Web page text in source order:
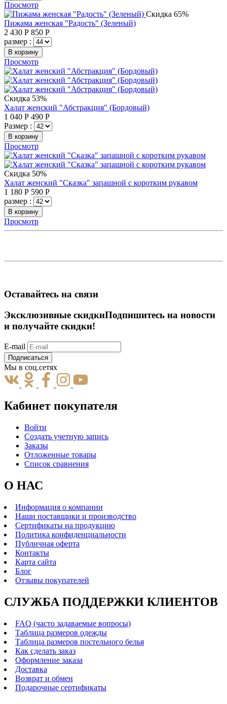
Просмотр
Скидка 65%
Пижама женская "Радость" (Зеленый)
2 430 Р 850 Р
размер :
В корзину
Просмотр
Скидка 53%
Халат женский "Абстракция" (Бордовый)
1 040 Р 490 Р
Размер :
В корзину
Просмотр
Скидка 50%
Халат женский "Сказка" запашной с коротким рукавом
1 180 Р 590 Р
размер :
В корзину
Просмотр
Оставайтесь на связи
Эксклюзивные скидкиПодпишитесь на новости
и получайте скидки!
E-mail
Подписаться
Мы в соц.сетях
Кабинет покупателя
Войти
Создать учетную запись
Заказы
Отложенные товары
Список сравнения
О НАС
Информация о компании
Наши поставщики и производство
Сертификаты на продукцию
Политика конфиденциальности
Публичная оферта
Контакты
Карта сайта
Блог
Отзывы покупателей
СЛУЖБА ПОДДЕРЖКИ КЛИЕНТОВ
FAQ (часто задаваемые вопросы)
Таблица размеров одежды
Таблица размеров постельного белья
Как сделать заказ
Оформление заказа
Доставка
Возврат и обмен
Подарочные сертификаты